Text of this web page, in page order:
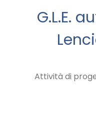
G.L.E.
Attività di